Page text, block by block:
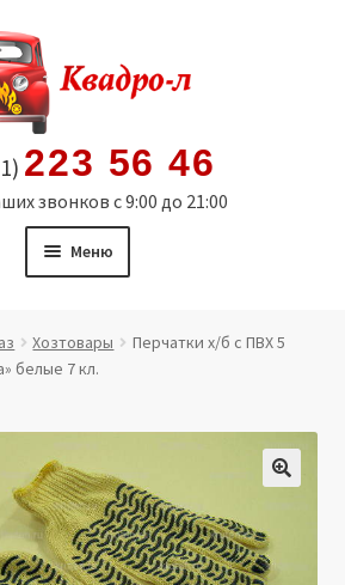
223 56 46
звонков с 9:00 до 21:00
Меню
обработки персональных
Хозтовары
Перчатки х/б с ПВХ 5
белые 7 кл.